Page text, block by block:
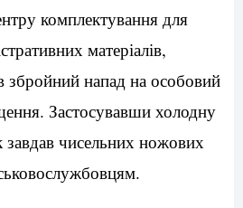
комплектування для
матеріалів,
збройний напад на особовий
Застосувавши холодну
чисельних ножових